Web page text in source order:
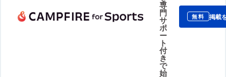
専
門
サ
ポ
ー
ト
付
き
で
始
無料 掲載